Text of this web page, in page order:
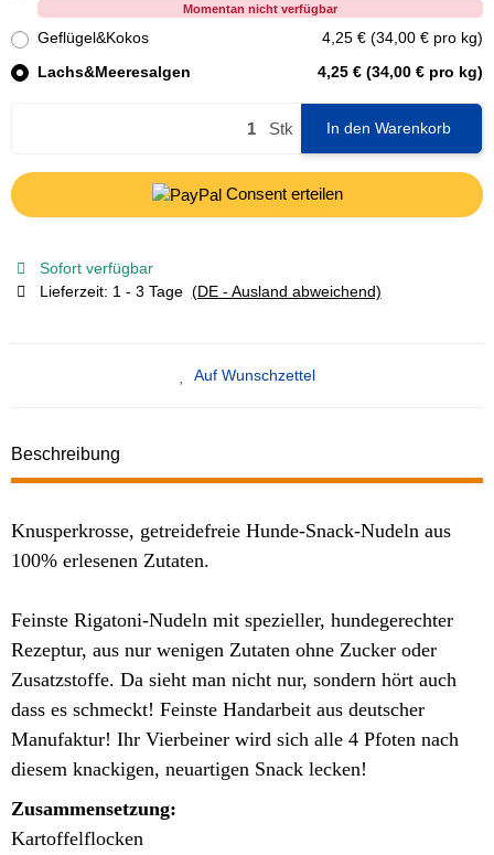
Momentan nicht verfügbar
Geflügel&Kokos
4,25 € (34,00 € pro kg)
Lachs&Meeresalgen
4,25 € (34,00 € pro kg)
Stk In den Warenkorb
Consent erteilen
Sofort verfügbar
Lieferzeit: 1 - 3 Tage (DE - Ausland abweichend)
Auf Wunschzettel
Beschreibung
Knusperkrosse, getreidefreie Hunde-Snack-Nudeln aus
100% erlesenen Zutaten.
Feinste Rigatoni-Nudeln mit spezieller, hundegerechter
Rezeptur, aus nur wenigen Zutaten ohne Zucker oder
Zusatzstoffe. Da sieht man nicht nur, sondern hört auch
dass es schmeckt! Feinste Handarbeit aus deutscher
Manufaktur! Ihr Vierbeiner wird sich alle 4 Pfoten nach
diesem knackigen, neuartigen Snack lecken!
Zusammensetzung:
Kartoffelflocken